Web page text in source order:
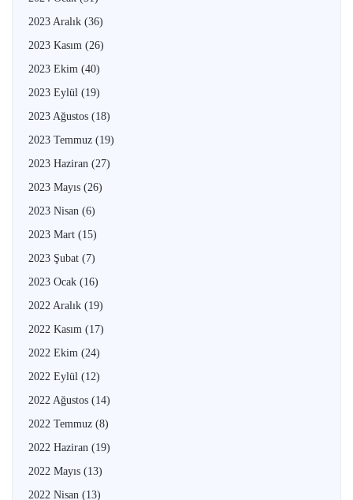
2023 Aralık (36)
2023 Kasım (26)
2023 Ekim (40)
2023 Eylül (19)
2023 Ağustos (18)
2023 Temmuz (19)
2023 Haziran (27)
2023 Mayıs (26)
2023 Nisan (6)
2023 Mart (15)
2023 Şubat (7)
2023 Ocak (16)
2022 Aralık (19)
2022 Kasım (17)
2022 Ekim (24)
2022 Eylül (12)
2022 Ağustos (14)
2022 Temmuz (8)
2022 Haziran (19)
2022 Mayıs (13)
2022 Nisan (13)